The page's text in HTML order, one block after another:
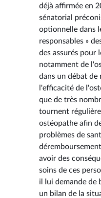
déjà affirmée en
sénatorial
optionnelle dans
responsables »
des assurés pour
notamment de
dans un débat
l'efficacité de
que de très
tournent
ostéopathe afin
problèmes de
avoir des
soins de ces
il lui demande de
un bilan de la